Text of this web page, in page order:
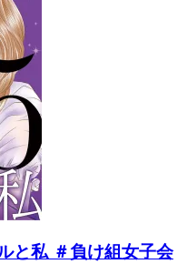
と私 ＃負け組女子会